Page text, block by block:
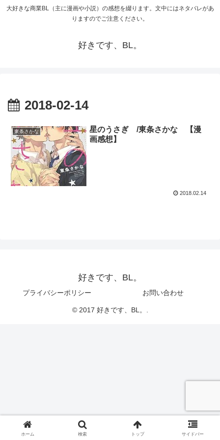
大好きな商業BL（主に漫画や小説）の感想を綴ります。文中にはネタバレがあ
りますのでご注意ください。
好きです、BL。
2018-02-14
東条さかな
星のうさぎ /東条さかな 【漫
画感想】
2018.02.14
好きです、BL。
プライバシーポリシー お問い合わせ
© 2017 好きです、BL。.
ホーム 検索 トップ サイドバー